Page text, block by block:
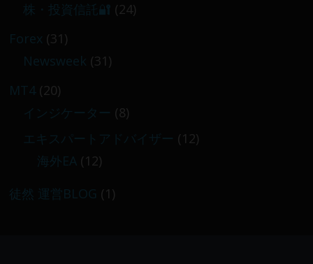
株・投資信託🔐 (24)
Forex (31)
Newsweek (31)
MT4(20)
インジケーター (8)
エキスパートアドバイザー (12)
海外EA (12)
徒然 運営BLOG (1)